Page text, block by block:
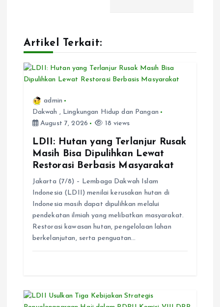
g
Artikel Terkait:
admin
Dakwah , Lingkungan Hidup dan Pangan
August 7, 2026
18 views
LDII: Hutan yang Terlanjur Rusak
Masih Bisa Dipulihkan Lewat
Restorasi Berbasis Masyarakat
Jakarta (7/8) – Lembaga Dakwah Islam
Indonesia (LDII) menilai kerusakan hutan di
Indonesia masih dapat dipulihkan melalui
pendekatan ilmiah yang melibatkan masyarakat.
Restorasi kawasan hutan, pengelolaan lahan
berkelanjutan, serta penguatan…